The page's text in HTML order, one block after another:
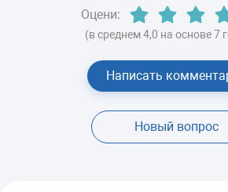
Оцени:
(в среднем 4,0 на основе 7
Написать
Новый вопрос